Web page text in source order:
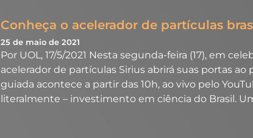
Conheça o acelerador de partículas
25 de maio de 2021
Por UOL, 17/5/2021 Nesta segunda-feira (17), em
acelerador de partículas Sirius abrirá suas portas
guiada acontece a partir das 10h, ao vivo pelo
literalmente – investimento em ciência do Brasil.